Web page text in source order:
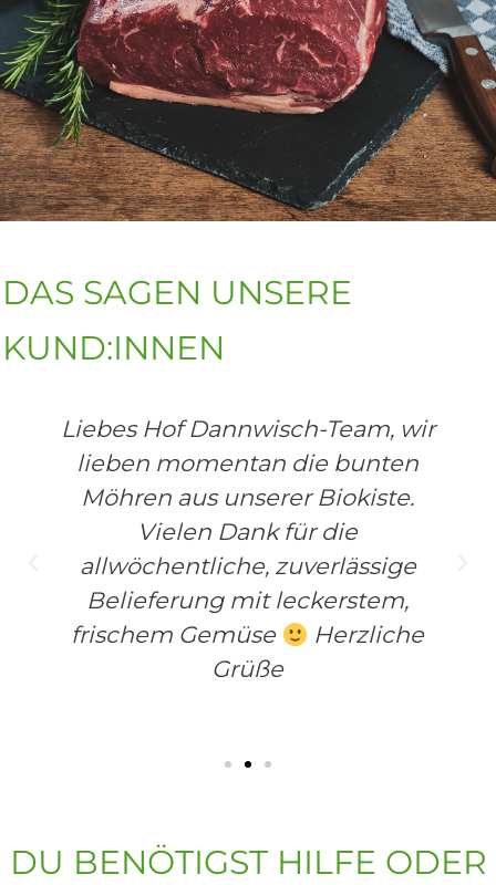
DAS SAGEN UNSERE
KUND:INNEN
Liebes Hof Dannwisch-Team, wir
lieben momentan die bunten
Möhren aus unserer Biokiste.
Vielen Dank für die
allwöchentliche, zuverlässige
Belieferung mit leckerstem,
frischem Gemüse
Herzliche
Grüße
DU BENÖTIGST HILFE ODER